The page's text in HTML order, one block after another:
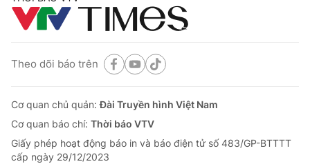
Theo dõi báo trên
Cơ quan chủ quản:Đài Truyền hình Việt Nam
Cơ quan báo chí: Thời báo VTV
Giấy phép hoạt động báo in và báo điện tử số 483/GP-BTTTT
cấp ngày 29/12/2023